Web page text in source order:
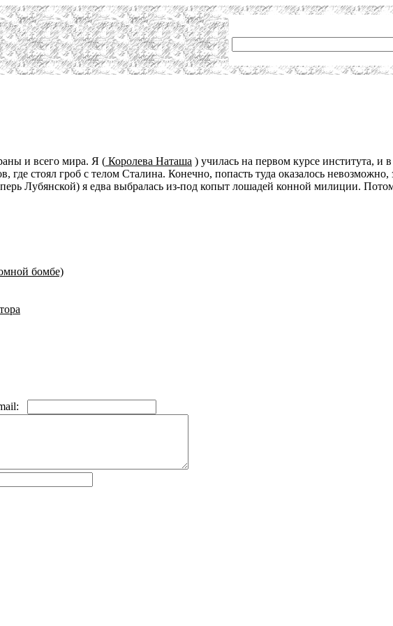
и всего мира. Я ( Королева Наташа ) училась на первом курсе института,
стоял гроб с телом Сталина. Конечно, попасть туда оказалось
Лубянской) я едва выбралась из-под копыт лошадей конной милиции.
бомбе)